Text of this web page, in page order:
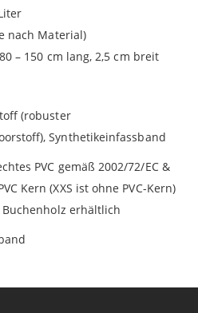
nach Material)
– 150 cm lang, 2,5 cm breit
(robuster
Synthetikeinfassband
PVC gemäß 2002/72/EC &
Kern (XXS ist ohne PVC-Kern)
erhältlich